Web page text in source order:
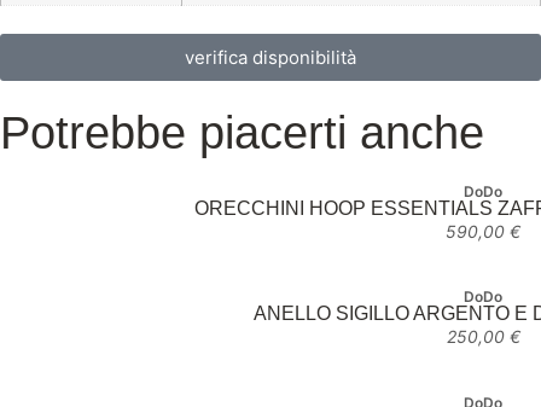
verifica disponibilità
Potrebbe piacerti anche
DoDo
ORECCHINI HOOP ESSENTIALS
590,00 €
DoDo
ANELLO SIGILLO ARGENTO E
250,00 €
DoDo